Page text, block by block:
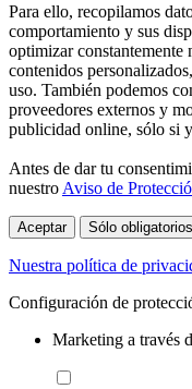
Para ello, recopilamos
comportamiento y sus
optimizar
contenidos
uso. También podemos
proveedores externos y
publicidad online, sólo si
Antes de dar tu
nuestro Aviso de
Aceptar Sólo obligatorios
Nuestra política de
Configuración de
Marketing a través